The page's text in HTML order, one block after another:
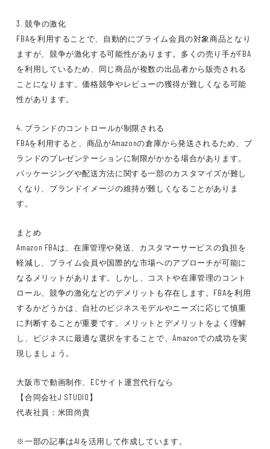
3. 競争の激化
FBAを利用することで、自動的にプライム会員の対象商品となり
ますが、競争が激化する可能性があります。多くの売り手がFBA
を利用しているため、同じ商品が複数の出品者から販売される
ことになります。価格競争やレビューの獲得が難しくなる可能
性があります。
4. ブランドのコントロールが制限される
FBAを利用すると、商品がAmazonの倉庫から発送されるため、ブ
ランドのプレゼンテーションに制限がかかる場合があります。
パッケージングや配送方法に関する一部のカスタマイズが難し
くなり、ブランドイメージの維持が難しくなることがありま
す。
まとめ
Amazon FBAは、在庫管理や発送、カスタマーサービスの負担を
軽減し、プライム会員や国際的な市場へのアプローチが可能に
なるメリットがあります。しかし、コストや在庫管理のコント
ロール、競争の激化などのデメリットも存在します。FBAを利用
するかどうかは、自社のビジネスモデルやニーズに応じて慎重
に判断することが重要です。メリットとデメリットをよく理解
し、ビジネスに最適な選択をすることで、Amazonでの成功を実
現しましょう。
大阪市で動画制作、ECサイト運営代行なら
【合同会社J STUDIO】
代表社員：米田尚貴
※一部の記事はAIを活用して作成しています。